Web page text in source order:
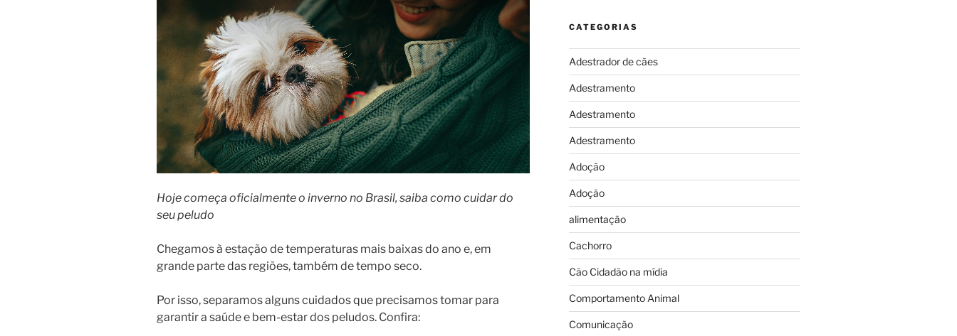
Hoje começa oficialmente o inverno no Brasil, saiba como cuidar do
seu peludo
Chegamos à estação de temperaturas mais baixas do ano e, em
grande parte das regiões, também de tempo seco.
Por isso, separamos alguns cuidados que precisamos tomar para
garantir a saúde e bem-estar dos peludos. Confira:
CATEGORIAS
Adestrador de cães
Adestramento
Adestramento
Adestramento
Adoção
Adoção
alimentação
Cachorro
Cão Cidadão na mídia
Comportamento Animal
Comunicação